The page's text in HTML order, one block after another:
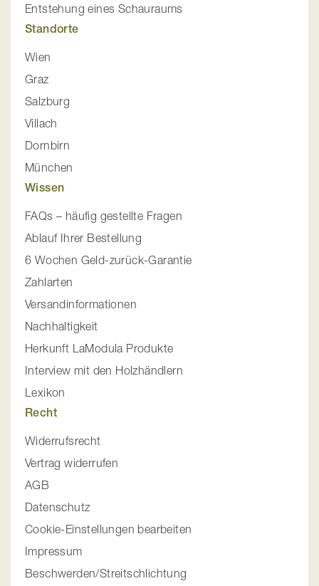
Entstehung eines Schauraums
Standorte
Wien
Graz
Salzburg
Villach
Dornbirn
München
Wissen
FAQs – häufig gestellte Fragen
Ablauf Ihrer Bestellung
6 Wochen Geld-zurück-Garantie
Zahlarten
Versandinformationen
Nachhaltigkeit
Herkunft LaModula Produkte
Interview mit den Holzhändlern
Lexikon
Recht
Widerrufsrecht
Vertrag widerrufen
AGB
Datenschutz
Cookie-Einstellungen bearbeiten
Impressum
Beschwerden/Streitschlichtung